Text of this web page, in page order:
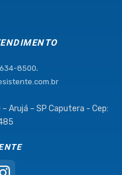
8500.
Arujá – SP Caputera - Cep: